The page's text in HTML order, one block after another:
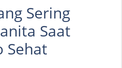
Sering
Saat
Sehat